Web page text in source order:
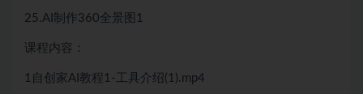
25.AI制作360全景图1
课程内容：
1自创家AI教程1-工具介绍(1).mp4